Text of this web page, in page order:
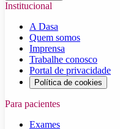
Institucional
A Dasa
Quem somos
Imprensa
Trabalhe conosco
Portal de privacidade
Política de cookies
Para pacientes
Exames